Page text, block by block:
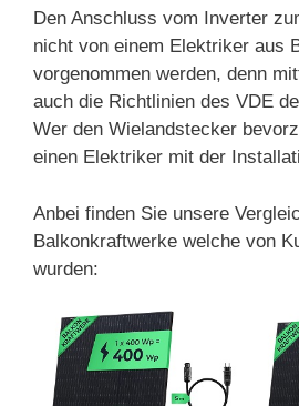
Den Anschluss vom Inverter
nicht von einem Elektriker aus
vorgenommen werden, denn
auch die Richtlinien des VDE
Wer den Wielandstecker
einen Elektriker mit der
Anbei finden Sie unsere
Balkonkraftwerke welche von
wurden: